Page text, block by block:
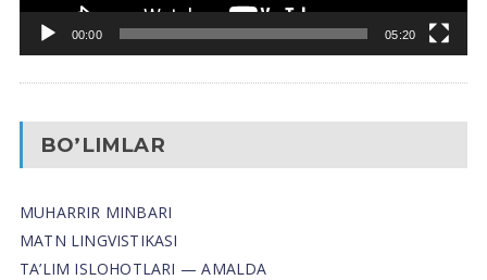
00:00 05:20
BO’LIMLAR
MUHARRIR MINBARI
MATN LINGVISTIKASI
TA’LIM ISLOHOTLARI — AMALDA